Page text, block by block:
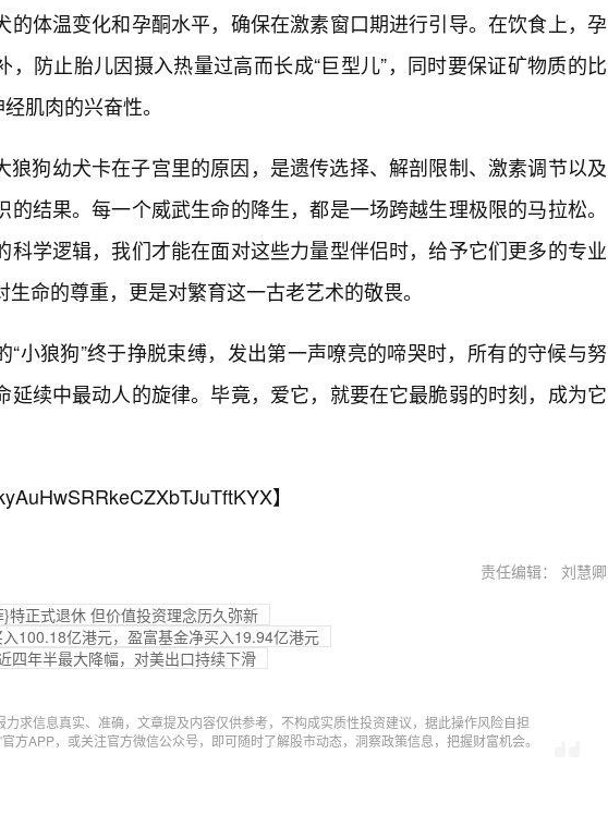
的体温变化和孕酮水平，确保在激素窗口期进行引导。在饮食上，孕
，防止胎儿因摄入热量过高而长成“巨型儿”，同时要保证矿物质的比
肌肉的兴奋性。
狼狗幼犬卡在子宫里的原因，是遗传选择、解剖限制、激素调节以及
的结果。每一个威武生命的降生，都是一场跨越生理极限的马拉松。
科学逻辑，我们才能在面对这些力量型伴侣时，给予它们更多的专业
命的尊重，更是对繁育这一古老艺术的敬畏。
“小狼狗”终于挣脱束缚，发出第一声嘹亮的啼哭时，所有的守候与努
延续中最动人的旋律。毕竟，爱它，就要在它最脆弱的时刻，成为它
】
责任编辑： 刘慧卿
特正式退休 但价值投资理念历久弥新
100.18亿港元，盈富基金净买入19.94亿港元
四年半最大降幅，对美出口持续下滑
力求信息真实、准确，文章提及内容仅供参考，不构成实质性投资建议，据此操作风险自担
官方APP，或关注官方微信公众号，即可随时了解股市动态，洞察政策信息，把握财富机会。